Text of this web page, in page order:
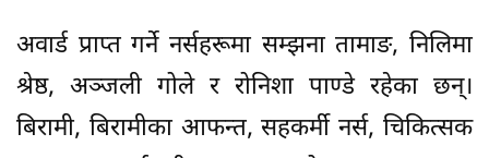
अवार्ड प्राप्त गर्ने नर्सहरूमा सम्झना तामाङ, निलिमा
श्रेष्ठ, अञ्जली गोले र रोनिशा पाण्डे रहेका छन्।
बिरामी, बिरामीका आफन्त, सहकर्मी नर्स, चिकित्सक